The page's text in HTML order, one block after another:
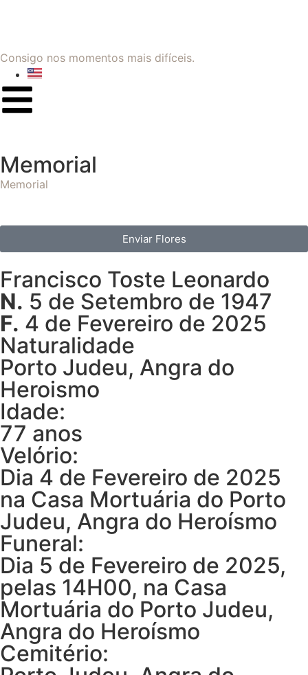
Consigo nos momentos mais difíceis.
Memorial
Memorial
Enviar Flores
Francisco Toste Leonardo
N. 5 de Setembro de 1947
F. 4 de Fevereiro de 2025
Naturalidade
Porto Judeu, Angra do
Heroismo
Idade:
77 anos
Velório:
Dia 4 de Fevereiro de 2025
na Casa Mortuária do Porto
Judeu, Angra do Heroísmo
Funeral:
Dia 5 de Fevereiro de 2025,
pelas 14H00, na Casa
Mortuária do Porto Judeu,
Angra do Heroísmo
Cemitério: